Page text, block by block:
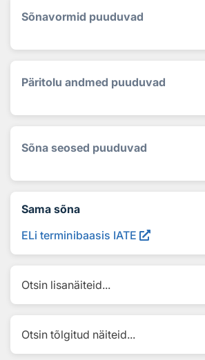
Sõnavormid puuduvad
Päritolu andmed puuduvad
Sõna seosed puuduvad
Sama sõna
ELi terminibaasis IATE
Otsin lisanäiteid...
Otsin tõlgitud näiteid...